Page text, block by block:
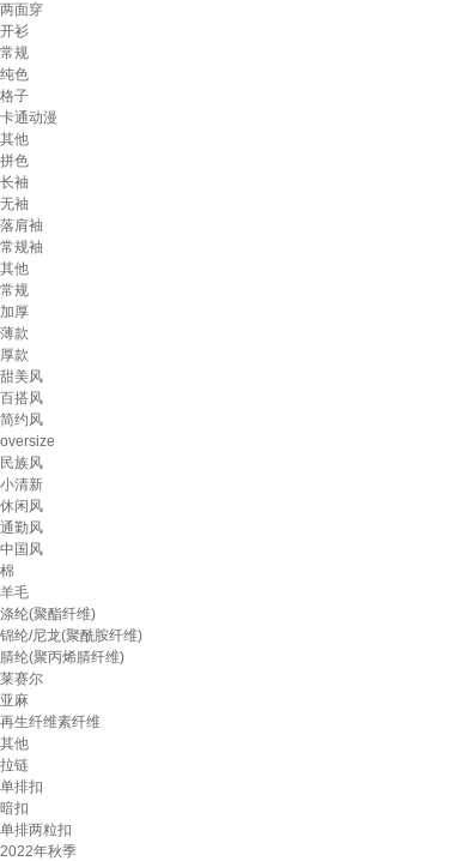
两面穿
开衫
常规
纯色
格子
卡通动漫
其他
拼色
长袖
无袖
落肩袖
常规袖
其他
常规
加厚
薄款
厚款
甜美风
百搭风
简约风
oversize
民族风
小清新
休闲风
通勤风
中国风
棉
羊毛
涤纶(聚酯纤维)
锦纶/尼龙(聚酰胺纤维)
腈纶(聚丙烯腈纤维)
莱赛尔
亚麻
再生纤维素纤维
其他
拉链
单排扣
暗扣
单排两粒扣
2022年秋季